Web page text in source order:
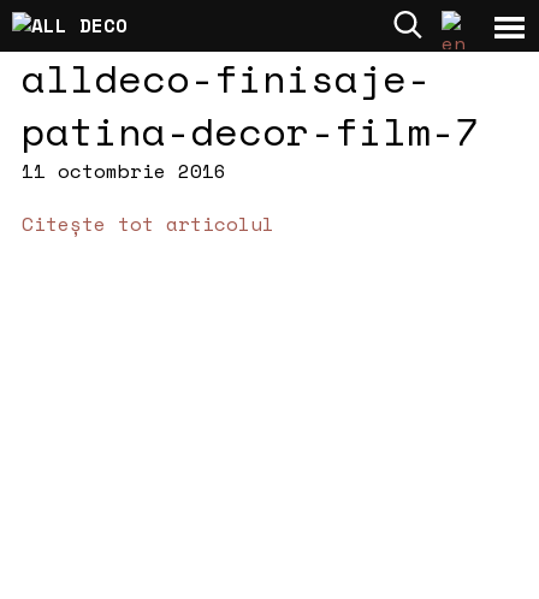
alldeco-finisaje-
patina-decor-film-7
11 octombrie 2016
Citește tot articolul